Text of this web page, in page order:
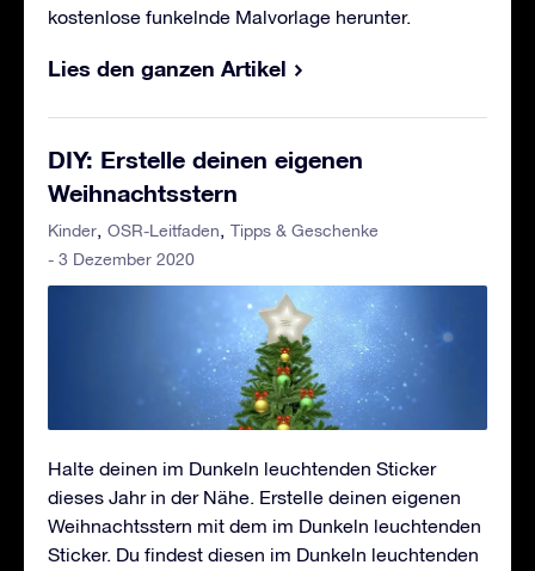
kostenlose funkelnde Malvorlage herunter.
Lies den ganzen Artikel
DIY: Erstelle deinen eigenen
Weihnachtsstern
Kinder OSR-Leitfaden
Tipps & Geschenke
- 3 Dezember 2020
Halte deinen im Dunkeln leuchtenden Sticker
dieses Jahr in der Nähe. Erstelle deinen eigenen
Weihnachtsstern mit dem im Dunkeln leuchtenden
Sticker. Du findest diesen im Dunkeln leuchtenden